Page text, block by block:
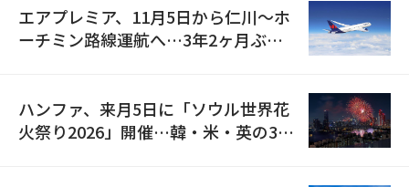
エアプレミア、11月5日から仁川〜ホ
ーチミン路線運航へ…3年2ヶ月ぶり
ハンファ、来月5日に「ソウル世界花
火祭り2026」開催…韓・米・英の3カ